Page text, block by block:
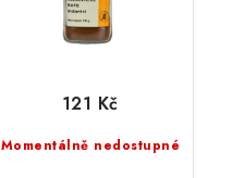
Momentálně nedostupné
121 Kč